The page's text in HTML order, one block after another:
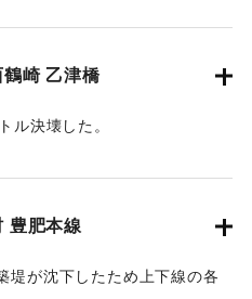
崎 乙津橋
ル決壊した。
豊肥本線
堤が沈下したため上下線の各